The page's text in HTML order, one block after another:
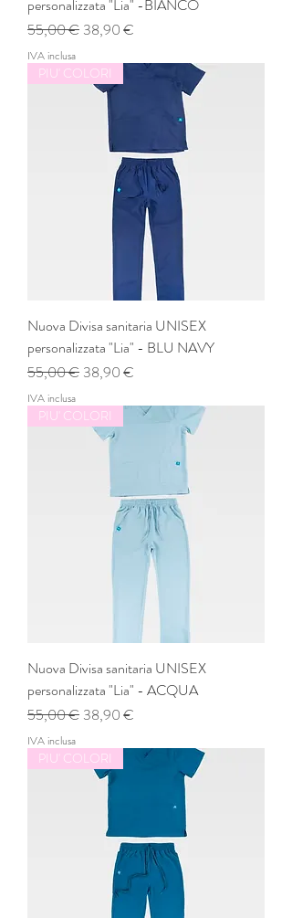
personalizzata "Lia" -BIANCO
Prezzo regolare
55,00 € Prezzo scontato
38,90 €
IVA inclusa
PIU' COLORI
Nuova Divisa sanitaria UNISEX
personalizzata "Lia" - BLU NAVY
Prezzo regolare
55,00 € Prezzo scontato
38,90 €
IVA inclusa
PIU' COLORI
Nuova Divisa sanitaria UNISEX
personalizzata "Lia" - ACQUA
Prezzo regolare
55,00 € Prezzo scontato
38,90 €
IVA inclusa
PIU' COLORI